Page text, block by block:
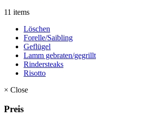
11 items
Löschen
Forelle/Saibling
Geflügel
Lamm gebraten/gegrillt
Rindersteaks
Risotto
× Close
Preis